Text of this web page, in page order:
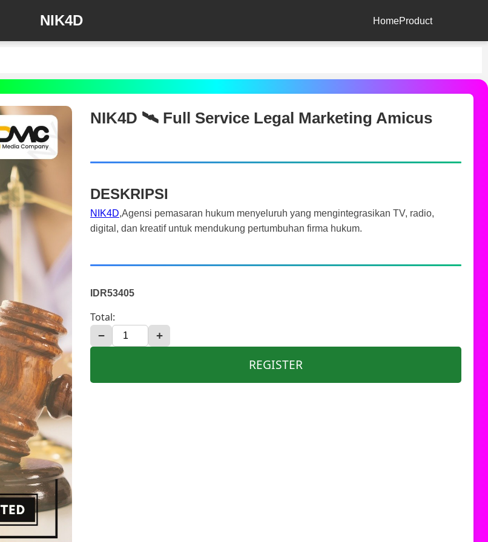
NIK4D HomeProduct
NIK4D 🛰️‍ Full Service Legal Marketing Amicus
DESKRIPSI
NIK4D,Agensi pemasaran hukum menyeluruh yang mengintegrasikan TV, radio,
digital, dan kreatif untuk mendukung pertumbuhan firma hukum.
IDR53405
Total:
− +
REGISTER